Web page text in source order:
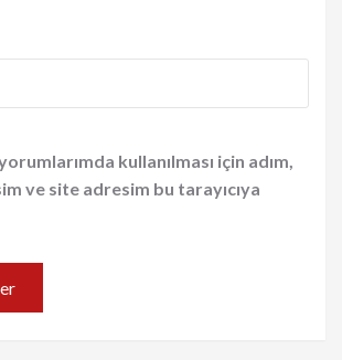
kullanılması için adım,
ve site adresim bu tarayıcıya